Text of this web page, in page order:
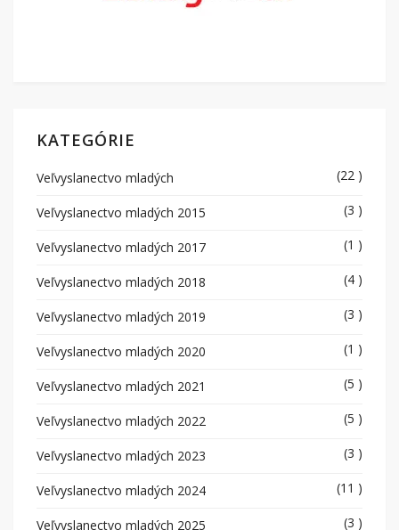
KATEGÓRIE
Veľvyslanectvo mladých (22 )
Veľvyslanectvo mladých 2015 (3 )
Veľvyslanectvo mladých 2017 (1 )
Veľvyslanectvo mladých 2018 (4 )
Veľvyslanectvo mladých 2019 (3 )
Veľvyslanectvo mladých 2020 (1 )
Veľvyslanectvo mladých 2021 (5 )
Veľvyslanectvo mladých 2022 (5 )
Veľvyslanectvo mladých 2023 (3 )
Veľvyslanectvo mladých 2024 (11 )
Veľvyslanectvo mladých 2025 (3 )